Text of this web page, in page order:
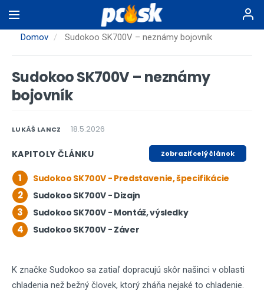
na
hlavnýDomov Sudokoo SK700V – neznámy bojovník
Sudokoo SK700V – neznámy
bojovník
LUKÁŠ LANCZ 18.5.2026
KAPITOLY ČLÁNKU Zobraziť celý článok
1 Sudokoo SK700V - Predstavenie, špecifikácie
2 Sudokoo SK700V - Dizajn
3 Sudokoo SK700V - Montáž, výsledky
4 Sudokoo SK700V - Záver
K značke Sudokoo sa zatiaľ dopracujú skôr našinci v oblasti
chladenia než bežný človek, ktorý zháňa nejaké to chladenie.